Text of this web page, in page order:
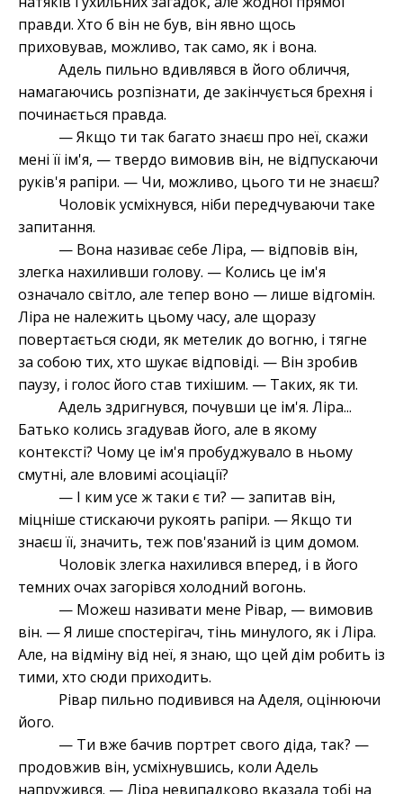
правди. Хто б він не був, він явно щось
приховував, можливо, так само, як і вона.
Адель пильно вдивлявся в його обличчя,
намагаючись розпізнати, де закінчується брехня і
починається правда.
— Якщо ти так багато знаєш про неї, скажи
мені її ім'я, — твердо вимовив він, не відпускаючи
руків'я рапіри. — Чи, можливо, цього ти не знаєш?
Чоловік усміхнувся, ніби передчуваючи таке
запитання.
— Вона називає себе Ліра, — відповів він,
злегка нахиливши голову. — Колись це ім'я
означало світло, але тепер воно — лише відгомін.
Ліра не належить цьому часу, але щоразу
повертається сюди, як метелик до вогню, і тягне
за собою тих, хто шукає відповіді. — Він зробив
паузу, і голос його став тихішим. — Таких, як ти.
Адель здригнувся, почувши це ім'я. Ліра...
Батько колись згадував його, але в якому
контексті? Чому це ім'я пробуджувало в ньому
смутні, але вловимі асоціації?
— І ким усе ж таки є ти? — запитав він,
міцніше стискаючи рукоять рапіри. — Якщо ти
знаєш її, значить, теж пов'язаний із цим домом.
Чоловік злегка нахилився вперед, і в його
темних очах загорівся холодний вогонь.
— Можеш називати мене Рівар, — вимовив
він. — Я лише спостерігач, тінь минулого, як і Ліра.
Але, на відміну від неї, я знаю, що цей дім робить із
тими, хто сюди приходить.
Рівар пильно подивився на Аделя, оцінюючи
його.
— Ти вже бачив портрет свого діда, так? —
продовжив він, усміхнувшись, коли Адель
напружився. — Ліра невипадково вказала тобі на